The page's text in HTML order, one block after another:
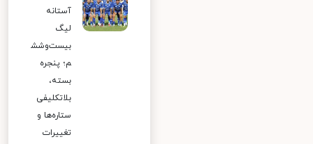
آستانه
لیگ
بیست‌وشش
م؛ پنجره
بسته،
بلاتکلیفی
ستاره‌ها و
تغییرات